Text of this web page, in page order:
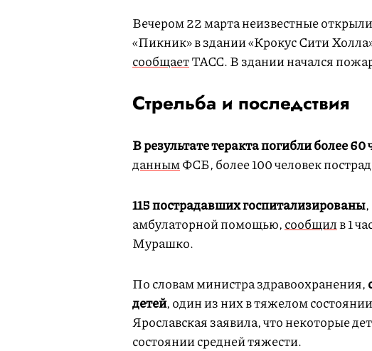
Вечером 22 марта неизвестные
«Пикник» в здании «Крокус Сити
сообщаетТАСС. В здании начался
Стрельба и последствия
В результате теракта погибли более 60
даннымФСБ, более 100 человек
115 пострадавших госпитализированы
амбулаторной помощью,сообщилв 1
Мурашко.
По словам министра здравоохранения,
детей, один из них в тяжелом
Ярославская заявила, что некоторые
состоянии средней тяжести.